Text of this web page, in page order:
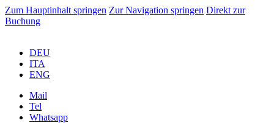
Zum Hauptinhalt springen Zur Navigation springen Direkt zur
Buchung
DEU
ITA
ENG
Mail
Tel
Whatsapp